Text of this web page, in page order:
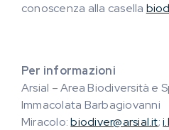
conoscenza alla casella
Per informazioni
Arsial – Area Biodiversità e
Immacolata Barbagiovanni
Miracolo:biodiver@arsial.it;